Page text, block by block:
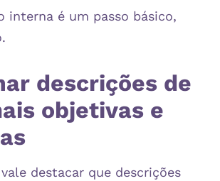
interna é um passo básico,
descrições de
objetivas e
destacar que descrições